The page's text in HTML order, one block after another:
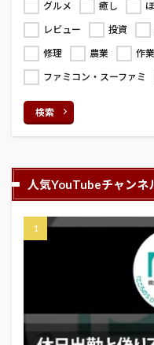
グルメ
癒し
レビュー
投資
修理
農業 作
ファミコン・スーファミ
検索
人気YouTubeチャンネ